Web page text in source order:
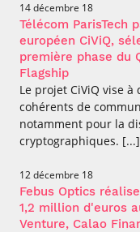
Data & MLops
Intelligence
Artificielle
multimodale et
autonome
14 décembre 18
Télécom ParisTech
européen CiViQ,
première phase du
Flagship
Le projet CiViQ vise
cohérents de
notamment pour la
cryptographiques. [...]
12 décembre 18
Febus Optics
1,2 million d'euros
Venture, Calao